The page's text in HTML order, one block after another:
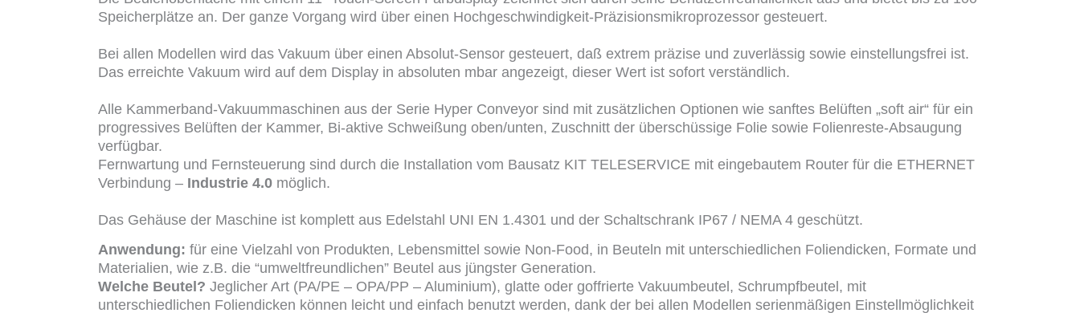
Speicherplätze an. Der ganze Vorgang wird über einen Hochgeschwindigkeit-Präzisionsmikroprozessor gesteuert.
Bei allen Modellen wird das Vakuum über einen Absolut-Sensor gesteuert, daß extrem präzise und zuverlässig sowie einstellungsfrei ist.
Das erreichte Vakuum wird auf dem Display in absoluten mbar angezeigt, dieser Wert ist sofort verständlich.
Alle Kammerband-Vakuummaschinen aus der Serie Hyper Conveyor sind mit zusätzlichen Optionen wie sanftes Belüften „soft air“ für ein
progressives Belüften der Kammer, Bi-aktive Schweißung oben/unten, Zuschnitt der überschüssige Folie sowie Folienreste-Absaugung
verfügbar.
Fernwartung und Fernsteuerung sind durch die Installation vom Bausatz KIT TELESERVICE mit eingebautem Router für die ETHERNET
Verbindung – Industrie 4.0 möglich.
Das Gehäuse der Maschine ist komplett aus Edelstahl UNI EN 1.4301 und der Schaltschrank IP67 / NEMA 4 geschützt.
Anwendung: für eine Vielzahl von Produkten, Lebensmittel sowie Non-Food, in Beuteln mit unterschiedlichen Foliendicken, Formate und
Materialien, wie z.B. die “umweltfreundlichen” Beutel aus jüngster Generation.
Welche Beutel? Jeglicher Art (PA/PE – OPA/PP – Aluminium), glatte oder goffrierte Vakuumbeutel, Schrumpfbeutel, mit
unterschiedlichen Foliendicken können leicht und einfach benutzt werden, dank der bei allen Modellen serienmäßigen Einstellmöglichkeit